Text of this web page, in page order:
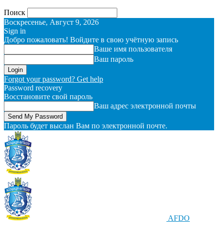
Поиск
Воскресенье, Август 9, 2026
Sign in
Добро пожаловать! Войдите в свою учётную запись
Ваше имя пользователя
Ваш пароль
Forgot your password? Get help
Password recovery
Восстановите свой пароль
Ваш адрес электронной почты
Пароль будет выслан Вам по электронной почте.
AFDO